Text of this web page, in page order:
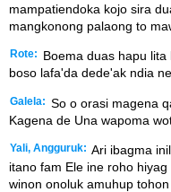
mampatiendoka kojo sira
mangkonong palaong to
Rote:
Boema duas hapu
boso lafa'da dede'ak ndia
Galela: So o orasi magena
Kagena de Una wapoma
Yali, Angguruk: Ari ibagma
itano fam Ele ine roho
winon onoluk amuhup